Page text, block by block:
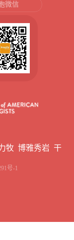
微信
牧 博雅秀岩 干
号-1